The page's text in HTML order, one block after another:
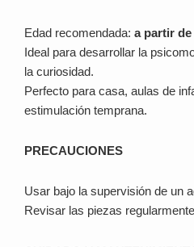
Edad recomendada: a partir de
Ideal para desarrollar la
la curiosidad.
Perfecto para casa, aulas de
estimulación temprana.
PRECAUCIONES
Usar bajo la supervisión de un
Revisar las piezas